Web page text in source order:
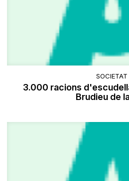
SOCIETAT
3.000 racions
Brudieu de